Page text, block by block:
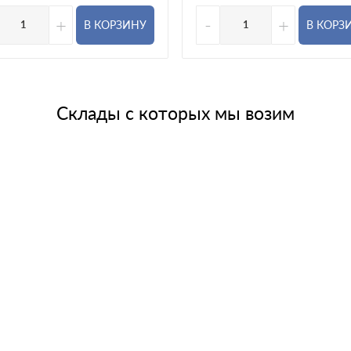
+ В КОРЗИНУ - + В
Склады с которых мы возим